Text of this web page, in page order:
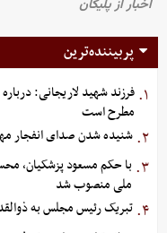
پربیننده‌ترین
۱.
مطرح است
۲. شنیده شدن صدای انفجار
۳. با حکم مسعود پزشکیان،
ملی منصوب شد
۴. تبریک رئیس مجلس به